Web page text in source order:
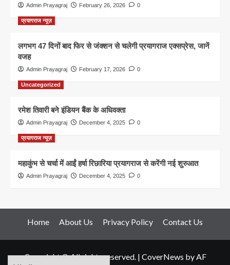
Admin Prayagraj February 26, 2026 0
प्रयागराज न्यूज़
लगभग 47 दिनों बाद फिर से जंक्शन से चलेगी प्रयागराज एक्सप्रेस, जानें
वजह
Admin Prayagraj February 17, 2026 0
Uncategorized
रमेश तिवारी बने इंडियन बैंक के अधिवक्ता
Admin Prayagraj December 4, 2025 0
प्रयागराज न्यूज़
महाकुंभ से चर्चा में आईं हर्षा रिछारिया प्रयागराज से करेंगी नई शुरुआत
Admin Prayagraj December 4, 2025 0
Home About Us Privacy Policy Contact Us
Copyright © All rights reserved. | CoverNews by AF